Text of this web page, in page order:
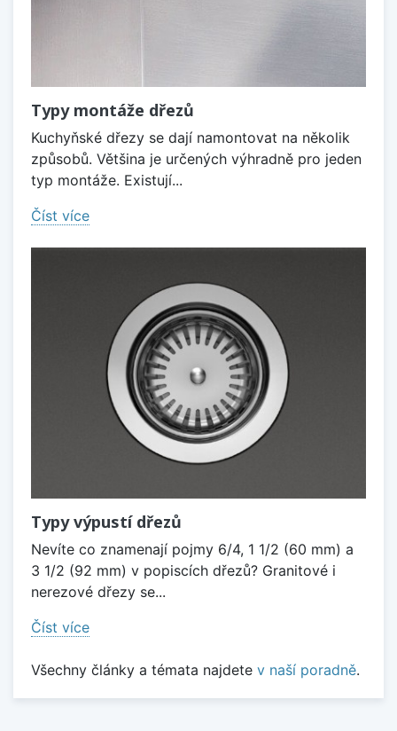
Typy montáže dřezů
Kuchyňské dřezy se dají namontovat na několik
způsobů. Většina je určených výhradně pro jeden
typ montáže. Existují...
Číst více
Typy výpustí dřezů
Nevíte co znamenají pojmy 6/4, 1 1/2 (60 mm) a
3 1/2 (92 mm) v popiscích dřezů? Granitové i
nerezové dřezy se...
Číst více
Všechny články a témata najdete v naší poradně.